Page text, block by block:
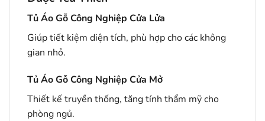
Tủ Áo Gỗ Công Nghiệp Cửa Lửa
Giúp tiết kiệm diện tích, phù hợp cho các không
gian nhỏ.
Tủ Áo Gỗ Công Nghiệp Cửa Mở
Thiết kế truyền thống, tăng tính thẩm mỹ cho
phòng ngủ.